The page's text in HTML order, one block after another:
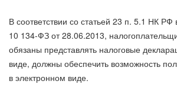
В соответствии со статьей 23 п. 5.1 НК РФ
10 134-ФЗ от 28.06.2013,
обязаны представлять налоговые
виде, должны обеспечить возможность
в электронном виде.